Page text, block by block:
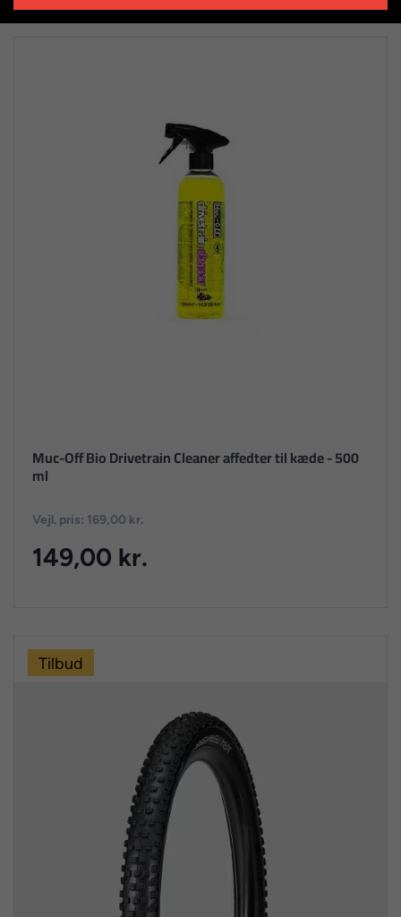
Muc-Off Bio Drivetrain Cleaner affedter til kæde - 500
ml
Vejl. pris: 169,00 kr.
149,00 kr.
Tilbud